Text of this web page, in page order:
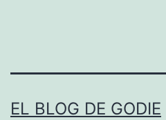
EL BLOG DE GODIE